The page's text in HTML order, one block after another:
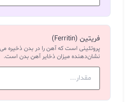
فریتین (Ferritin)
پروتئینی است که آهن را در بدن ذخیره
نشان‌دهنده میزان ذخایر آهن بدن است.